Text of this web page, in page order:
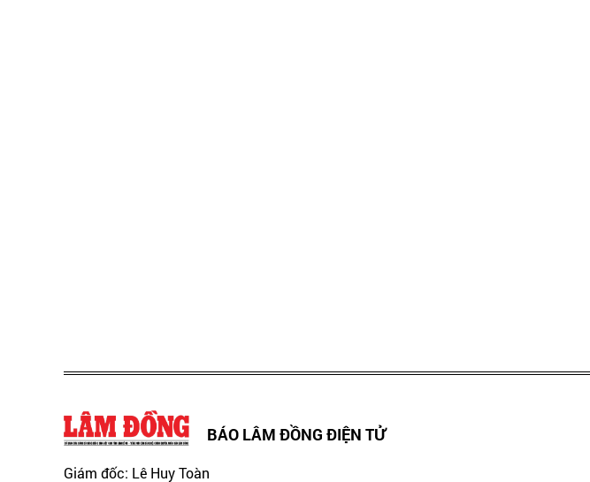
BÁO LÂM ĐỒNG ĐIỆN TỬ
Giám đốc: Lê Huy Toàn